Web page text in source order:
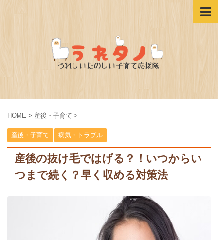
HOME > 産後・子育て >
産後・子育て 病気・トラブル
産後の抜け毛ではげる？！いつからい
つまで続く？早く収める対策法